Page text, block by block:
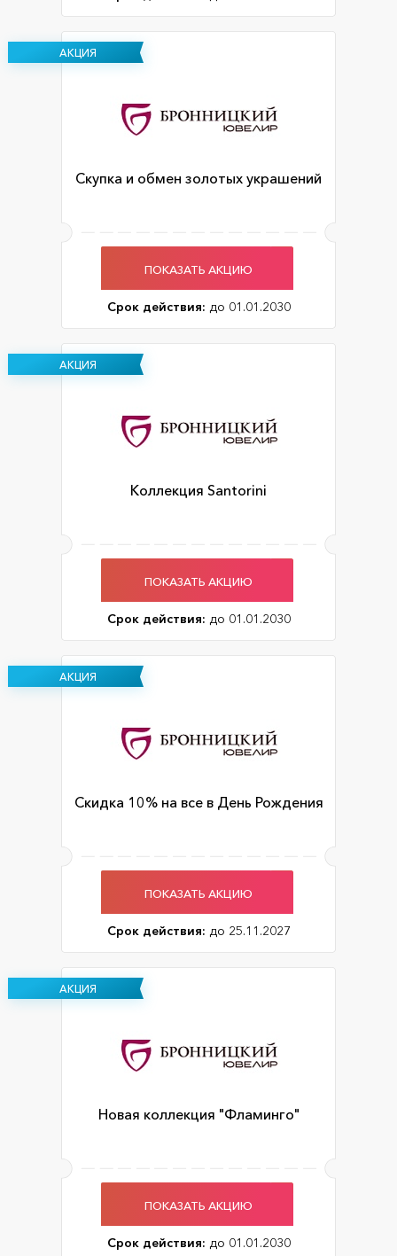
АКЦИЯ
Скупка и обмен золотых украшений
ПОКАЗАТЬ АКЦИЮ
Срок действия: до 01.01.2030
АКЦИЯ
Коллекция Santorini
ПОКАЗАТЬ АКЦИЮ
Срок действия: до 01.01.2030
АКЦИЯ
Скидка 10% на все в День Рождения
ПОКАЗАТЬ АКЦИЮ
Срок действия: до 25.11.2027
АКЦИЯ
Новая коллекция "Фламинго"
ПОКАЗАТЬ АКЦИЮ
Срок действия: до 01.01.2030